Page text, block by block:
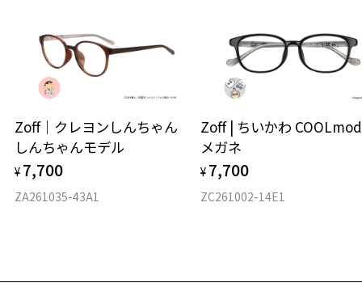
※着脱式サングラス：デモレンズ、アタッチメント込みの重さ
タイプ
材質
Zoff｜クレヨンしんちゃん
しんちゃんモデル
¥ 7,700
ZA261035-43A1
Zoff | ちいかわ
メガネ
¥ 7,700
ZC261002-14E1